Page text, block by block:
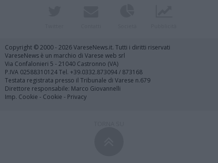
Copyright © 2000 - 2026 VareseNews.it. Tutti i diritti riservati
VareseNews è un marchio di Varese web srl
Via Confalonieri 5 - 21040 Castronno (VA)
P.IVA 02588310124 Tel. +39.0332.873094 / 873168
Testata registrata presso il Tribunale di Varese n.679
Direttore responsabile: Marco Giovannelli
Imp. Cookie - Cookie - Privacy